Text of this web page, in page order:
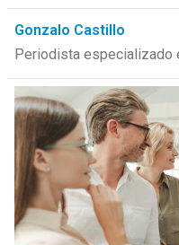
Gonzalo Castillo
Periodista especializado